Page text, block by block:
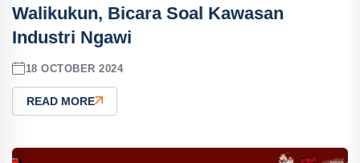
Walikukun, Bicara Soal Kawasan
Industri Ngawi
18 OCTOBER 2024
READ MORE